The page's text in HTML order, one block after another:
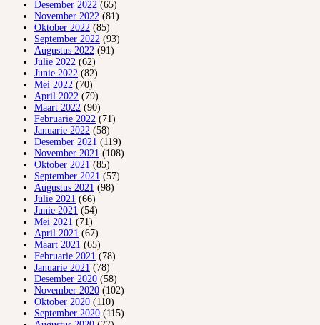
Desember 2022 (65)
November 2022 (81)
Oktober 2022 (85)
September 2022 (93)
Augustus 2022 (91)
Julie 2022 (62)
Junie 2022 (82)
Mei 2022 (70)
April 2022 (79)
Maart 2022 (90)
Februarie 2022 (71)
Januarie 2022 (58)
Desember 2021 (119)
November 2021 (108)
Oktober 2021 (85)
September 2021 (57)
Augustus 2021 (98)
Julie 2021 (66)
Junie 2021 (54)
Mei 2021 (71)
April 2021 (67)
Maart 2021 (65)
Februarie 2021 (78)
Januarie 2021 (78)
Desember 2020 (58)
November 2020 (102)
Oktober 2020 (110)
September 2020 (115)